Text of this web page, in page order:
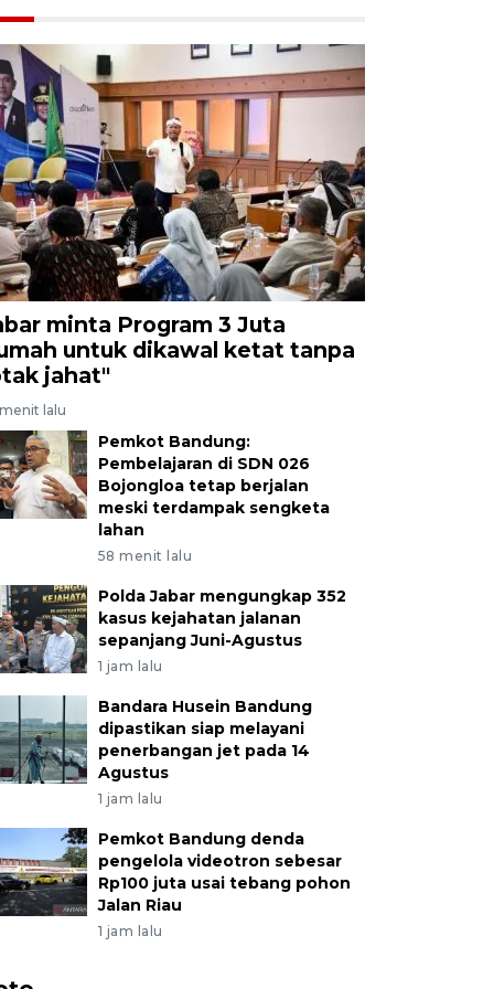
minta Program 3 Juta
untuk dikawal ketat tanpa
jahat"
lalu
Pemkot Bandung:
Pembelajaran di SDN 026
Bojongloa tetap berjalan
meski terdampak sengketa
lahan
58 menit lalu
Polda Jabar mengungkap 352
kasus kejahatan jalanan
sepanjang Juni-Agustus
1 jam lalu
Bandara Husein Bandung
dipastikan siap melayani
penerbangan jet pada 14
Agustus
1 jam lalu
Pemkot Bandung denda
pengelola videotron sebesar
Rp100 juta usai tebang pohon
Jalan Riau
1 jam lalu